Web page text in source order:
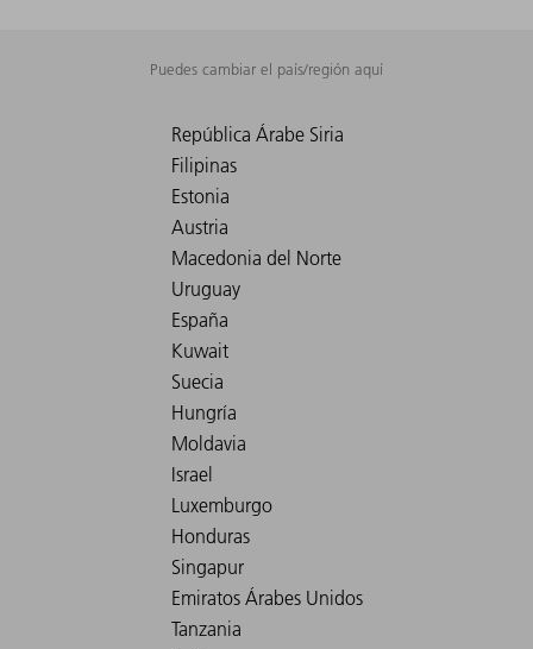
Puedes cambiar el país/región aquí